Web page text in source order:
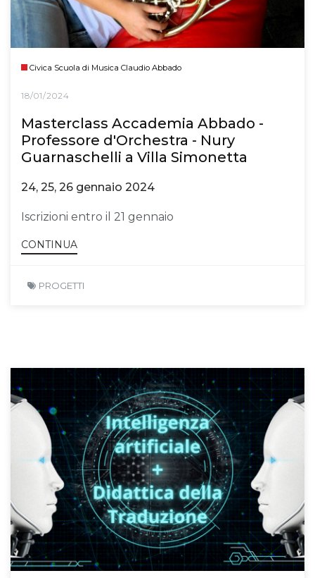
Civica Scuola di Musica Claudio Abbado
18/01/2024
Masterclass Accademia Abbado -
Professore d'Orchestra - Nury
Guarnaschelli a Villa Simonetta
24, 25, 26 gennaio 2024
Iscrizioni entro il 21 gennaio
CONTINUA
PROGETTI